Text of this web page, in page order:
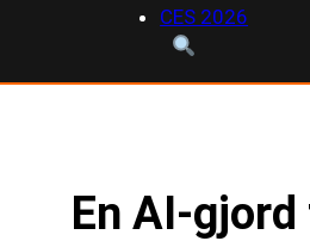
CES 2026
En AI-